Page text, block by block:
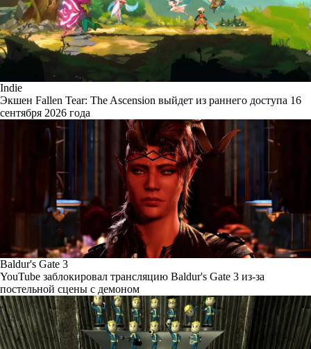
Indie
Экшен Fallen Tear: The Ascension выйдет из раннего доступа 16
сентября 2026 года
Baldur's Gate 3
YouTube заблокировал трансляцию Baldur's Gate 3 из-за
постельной сцены с демоном